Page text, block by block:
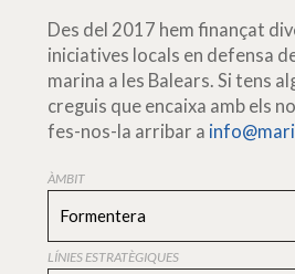
Des del 2017 hem finançat
iniciatives locals en defensa
marina a les Balears. Si tens
creguis que encaixa amb els
fes-nos-la arribar a
ÀMBIT
Formentera
LÍNIES ESTRATÈGIQUES